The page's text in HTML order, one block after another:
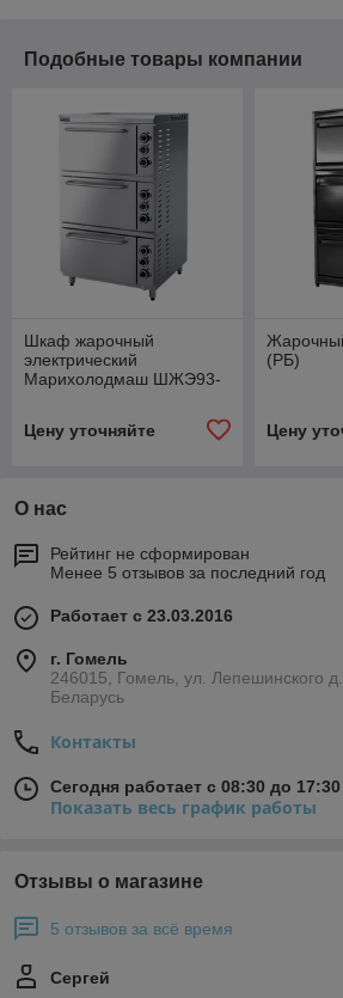
Подобные товары компании
Шкаф жарочный
электрический
Марихолодмаш ШЖЭ93-
Цену уточняйте
(РБ)
Цену
О нас
Рейтинг не сформирован
Менее 5 отзывов за последний год
Работает с 23.03.2016
г. Гомель
246015, Гомель, ул. Лепешинского
Беларусь
Контакты
Сегодня работает с 08:30 до 17:30
Показать весь график работы
Отзывы о магазине
5 отзывов за всё время
Сергей